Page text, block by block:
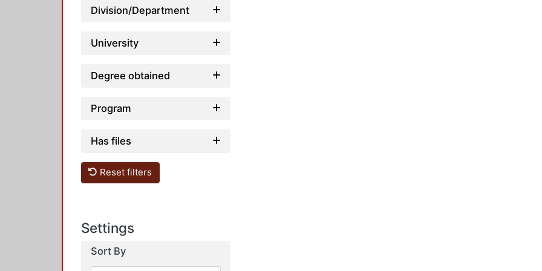
Division/Department
University
Degree obtained
Program
Has files
Reset filters
Settings
Sort By